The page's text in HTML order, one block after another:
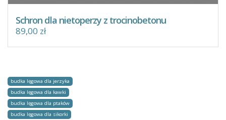
Schron dla nietoperzy z trocinobetonu
89,00 zł
budka lęgowa dla jerzyka
budka lęgowa dla kawki
budka lęgowa dla ptaków
budka lęgowa dla sikorki